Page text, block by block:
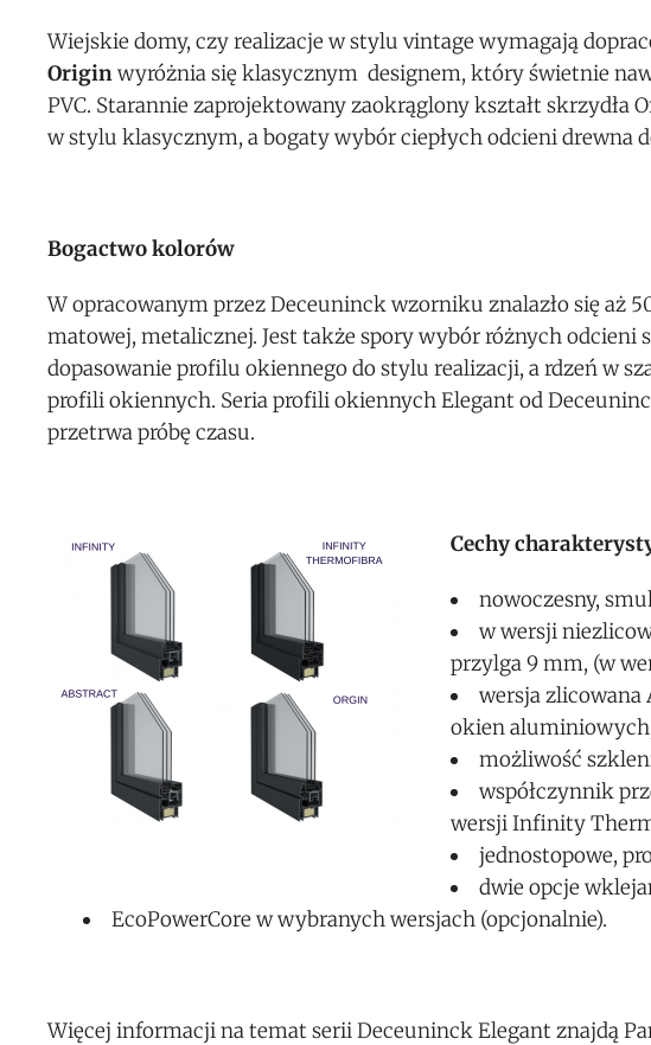
Wiejskie domy, czy realizacje w stylu vintage wymagają
Originwyróżnia się klasycznym designem, który świetnie
PVC. Starannie zaprojektowany zaokrąglony kształt
w stylu klasycznym, a bogaty wybór ciepłych odcieni
Bogactwo kolorów
W opracowanym przez Deceuninck wzorniku znalazło się aż
matowej, metalicznej. Jest także spory wybór różnych odcieni
dopasowanie profilu okiennego do stylu realizacji, a rdzeń w
profili okiennych. Seria profili okiennych Elegant od
przetrwa próbę czasu.
Cechy
nowoczesny,
w wersji
przylga 9 mm, (w
wersja
okien
możliwość
współczynnik
wersji Infinity
jednostopowe,
dwie opcje
EcoPowerCore w wybranych wersjach (opcjonalnie).
Więcej informacji na temat serii Deceuninck Elegant znajdą